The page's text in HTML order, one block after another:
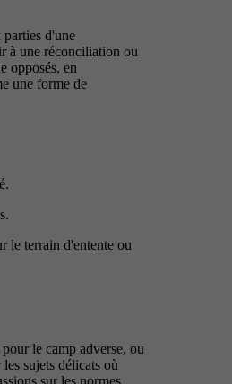
d'une
à une réconciliation ou
opposés, en
une forme de
le terrain d'entente ou
le camp adverse, ou
sujets délicats où
sur les normes